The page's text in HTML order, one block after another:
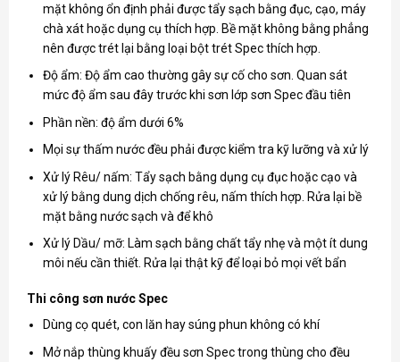
mặt không ổn định phải được tẩy sạch bằng đục, cạo, máy
chà xát hoặc dụng cụ thích hợp. Bề mặt không bằng phẳng
nên được trét lại bằng loại bột trét Spec thích hợp.
Độ ẩm: Độ ẩm cao thường gây sự cố cho sơn. Quan sát
mức độ ẩm sau đây trước khi sơn lớp sơn Spec đầu tiên
Phần nền: độ ẩm dưới 6%
Mọi sự thấm nước đều phải được kiểm tra kỹ lưỡng và xử lý
Xử lý Rêu/ nấm: Tẩy sạch bằng dụng cụ đục hoặc cạo và
xử lý bằng dung dịch chống rêu, nấm thích hợp. Rửa lại bề
mặt bằng nước sạch và để khô
Xử lý Dầu/ mỡ: Làm sạch bằng chất tẩy nhẹ và một ít dung
môi nếu cần thiết. Rửa lại thật kỹ để loại bỏ mọi vết bẩn
Thi công sơn nước Spec
Dùng cọ quét, con lăn hay súng phun không có khí
Mở nắp thùng khuấy đều sơn Spec trong thùng cho đều